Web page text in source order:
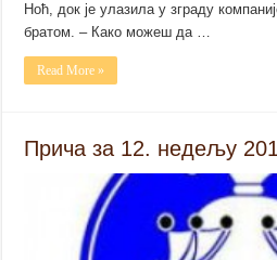
Ноћ, док је улазила у зграду
братом. – Како можеш да …
Read More »
Прича за 12. недељу